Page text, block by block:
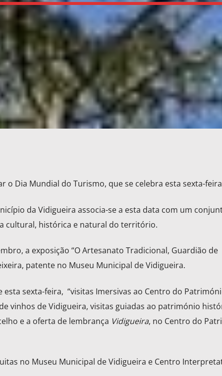
o Dia Mundial do Turismo, que se celebra esta sexta-
da Vidigueira associa-se a esta data com um
cultural, histórica e natural do território.
a exposição “O Artesanato Tradicional, Guardião de
patente no Museu Municipal de Vidigueira.
sexta-feira, “visitas Imersivas ao Centro do
vinhos de Vidigueira, visitas guiadas ao património
e a oferta de lembrança Vidigueira, no Centro do
no Museu Municipal de Vidigueira e Centro